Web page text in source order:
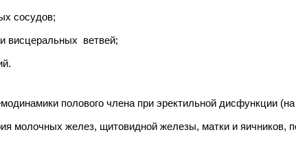
сосудов;
висцеральных ветвей;
полового члена при эректильной дисфункции
молочных желез, щитовидной железы, матки и яичников,